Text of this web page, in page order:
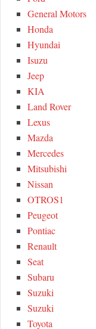
General Motors
Honda
Hyundai
Isuzu
Jeep
KIA
Land Rover
Lexus
Mazda
Mercedes
Mitsubishi
Nissan
OTROS1
Peugeot
Pontiac
Renault
Seat
Subaru
Suzuki
Suzuki
Toyota